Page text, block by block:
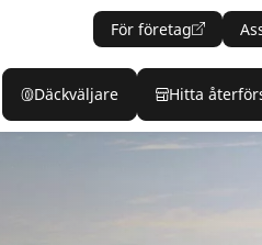
För företag
Däckväljare Hitta